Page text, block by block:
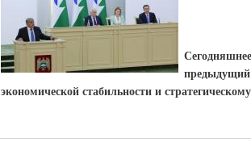
экономической стабильности и